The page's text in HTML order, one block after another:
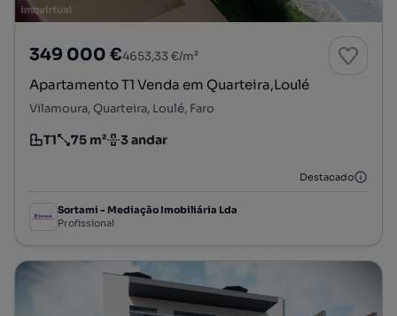
349 000 €4653,33 €/m²
Apartamento T1 Venda em Quarteira,Loulé
Vilamoura, Quarteira, Loulé, Faro
Tipologia
T1
Preço por metro quadrado
75 m²
Andar 3 andar
Destacado
Sortami - Mediação Imobiliária Lda
Profissional